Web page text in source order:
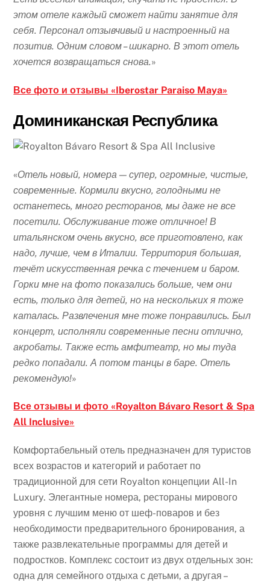
этом отеле каждый сможет найти занятие для
себя. Персонал отзывчивый и настроенный на
позитив. Одним словом – шикарно. В этот отель
хочется возвращаться снова.»
Все фото и отзывы «Iberostar Paraiso Maya»
Доминиканская Республика
«Отель новый, номера — супер, огромные, чистые,
современные. Кормили вкусно, голодными не
останетесь, много ресторанов, мы даже не все
посетили. Обслуживание тоже отличное! В
итальянском очень вкусно, все приготовлено, как
надо, лучше, чем в Италии. Территория большая,
течёт искусственная речка с течением и баром.
Горки мне на фото показались больше, чем они
есть, только для детей, но на нескольких я тоже
каталась. Развлечения мне тоже понравились. Был
концерт, исполняли современные песни отлично,
акробаты. Также есть амфитеатр, но мы туда
редко попадали. А потом танцы в баре. Отель
рекомендую!»
Все отзывы и фото «Royalton Bávaro Resort & Spa
All Inclusive»
Комфортабельный отель предназначен для туристов
всех возрастов и категорий и работает по
традиционной для сети Royalton концепции All-In
Luxury. Элегантные номера, рестораны мирового
уровня с лучшим меню от шеф-поваров и без
необходимости предварительного бронирования, а
также развлекательные программы для детей и
подростков. Комплекс состоит из двух отдельных зон:
одна для семейного отдыха с детьми, а другая –